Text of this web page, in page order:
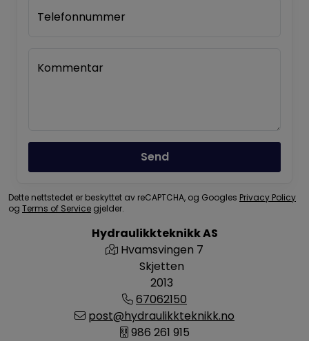
Hydraulikkteknikk AS
Hvamsvingen 7
Skjetten
2013
67062150
post@hydraulikkteknikk.no
986 261 915
Telefonnummer
Kommentar
Send
Dette nettstedet er beskyttet av reCAPTCHA, og Googles Privacy Policy
og Terms of Service gjelder.